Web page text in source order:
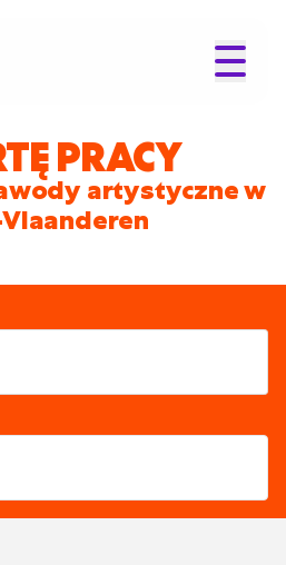
PRACY
artystyczne w